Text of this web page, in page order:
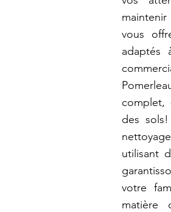
vous
adaptés
complet,
des
utilisant
votre
matière